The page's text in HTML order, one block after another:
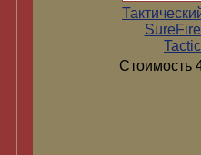
Стоимость